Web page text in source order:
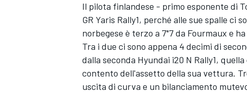
Il pilota finlandese - primo esponente di
GR Yaris Rally1, perché alle sue spalle ci
norbegese è terzo a 7"7 da Fourmaux e
Tra i due ci sono appena 4 decimi di
dalla seconda Hyundai i20 N Rally1,
contento dell'assetto della sua vettura.
uscita di curva e un bilanciamento